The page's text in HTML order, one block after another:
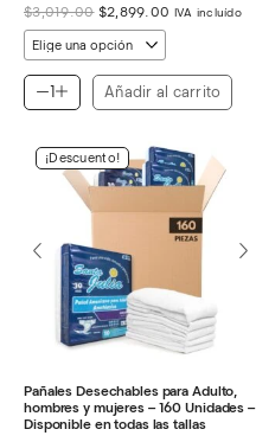
$3,019.00 El
precio
original
era:
$3,019.00.
$2,899.00 El
$2,899.00.
IVA incluído
Añadir al carrito
¡Descuento!
Pañales Desechables para Adulto,
hombres y mujeres – 160 Unidades –
Disponible en todas las tallas